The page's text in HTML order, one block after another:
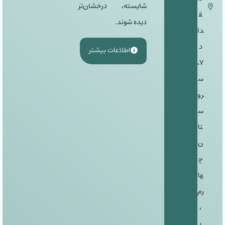
شایسته، درخشان‌تر
دیده شوند.
اطلاعات بیشتر
ق
دا
د
٧،
س
رو
س
تا
ن
چ
ها
رم
،